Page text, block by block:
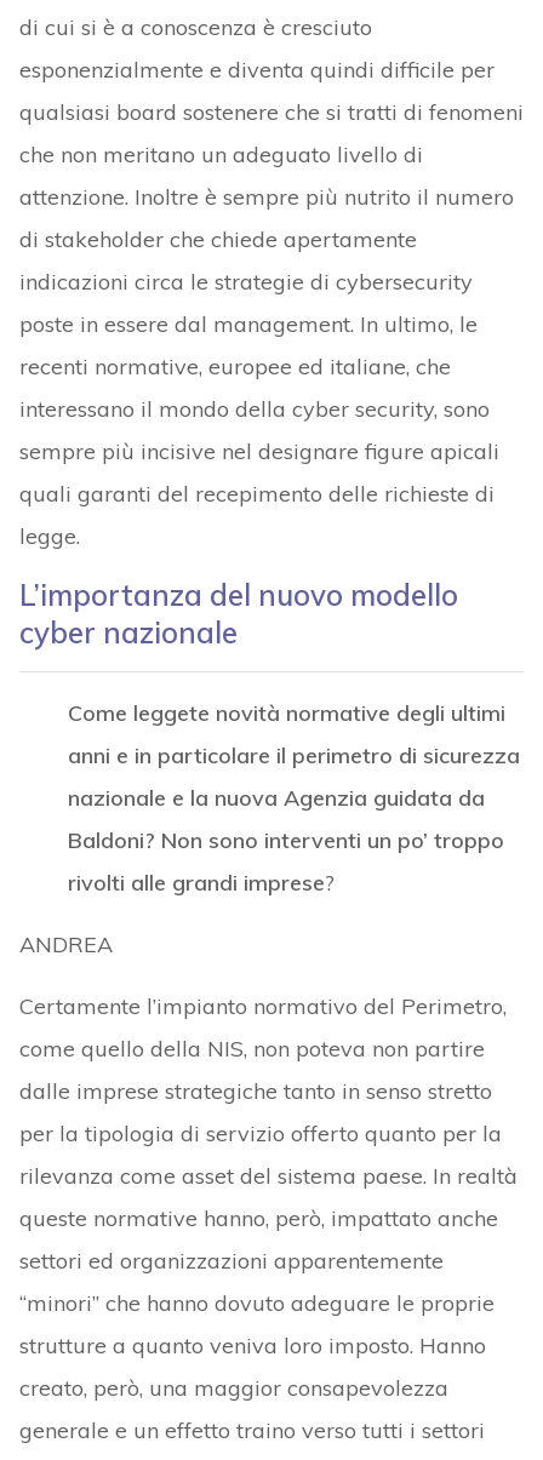
di cui si è a conoscenza è cresciuto
esponenzialmente e diventa quindi difficile per
qualsiasi board sostenere che si tratti di fenomeni
che non meritano un adeguato livello di
attenzione. Inoltre è sempre più nutrito il numero
di stakeholder che chiede apertamente
indicazioni circa le strategie di cybersecurity
poste in essere dal management. In ultimo, le
recenti normative, europee ed italiane, che
interessano il mondo della cyber security, sono
sempre più incisive nel designare figure apicali
quali garanti del recepimento delle richieste di
legge.
L’importanza del nuovo modello
cyber nazionale
Come leggete novità normative degli ultimi
anni e in particolare il perimetro di sicurezza
nazionale e la nuova Agenzia guidata da
Baldoni? Non sono interventi un po’ troppo
rivolti alle grandi imprese?
ANDREA
Certamente l’impianto normativo del Perimetro,
come quello della NIS, non poteva non partire
dalle imprese strategiche tanto in senso stretto
per la tipologia di servizio offerto quanto per la
rilevanza come asset del sistema paese. In realtà
queste normative hanno, però, impattato anche
settori ed organizzazioni apparentemente
“minori” che hanno dovuto adeguare le proprie
strutture a quanto veniva loro imposto. Hanno
creato, però, una maggior consapevolezza
generale e un effetto traino verso tutti i settori